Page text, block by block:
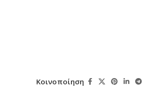
Κοινοποίηση